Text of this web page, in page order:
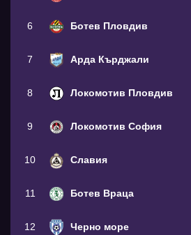
6 Ботев Пловдив
7 Арда Кърджали
8 Локомотив Пловдив
9 Локомотив София
10 Славия
11 Ботев Враца
12 Черно море